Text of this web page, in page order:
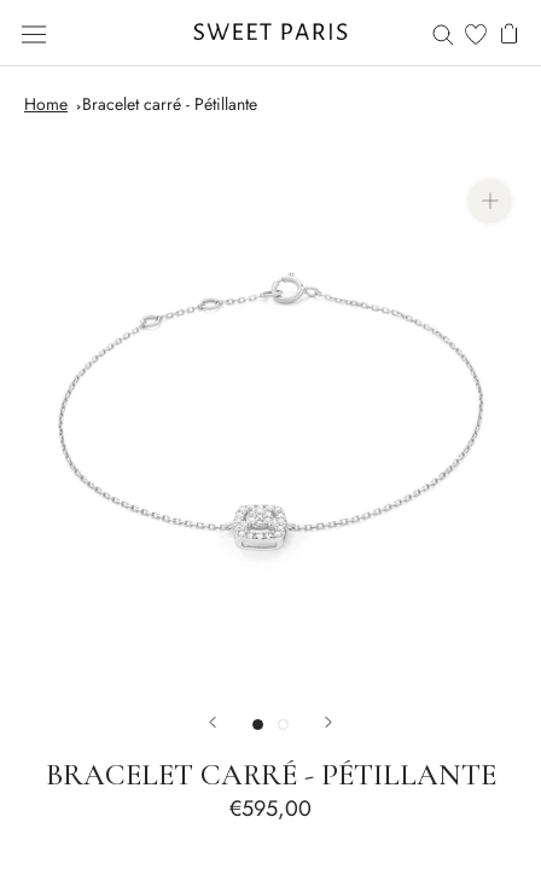
contenido
Home
Bracelet carré - Pétillante
BRACELET CARRÉ - PÉTILLANTE
€595,00